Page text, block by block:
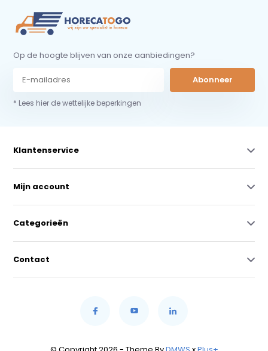
Op de hoogte blijven van onze aanbiedingen?
Abonneer
* Lees hier de wettelijke beperkingen
Klantenservice
Mijn account
Categorieën
Contact